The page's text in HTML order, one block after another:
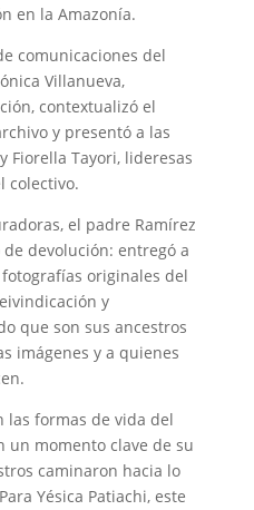
en la Amazonía.
comunicaciones del
Villanueva,
contextualizó el
y presentó a las
Fiorella Tayori, lideresas
colectivo.
el padre Ramírez
devolución: entregó a
originales del
y
que son sus ancestros
imágenes y a quienes
las formas de vida del
un momento clave de su
caminaron hacia lo
Yésica Patiachi, este